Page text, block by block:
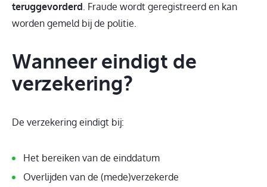
teruggevorderd. Fraude wordt geregistreerd en kan
worden gemeld bij de politie.
Wanneer eindigt de
verzekering?
De verzekering eindigt bij:
Het bereiken van de einddatum
Overlijden van de (mede)verzekerde